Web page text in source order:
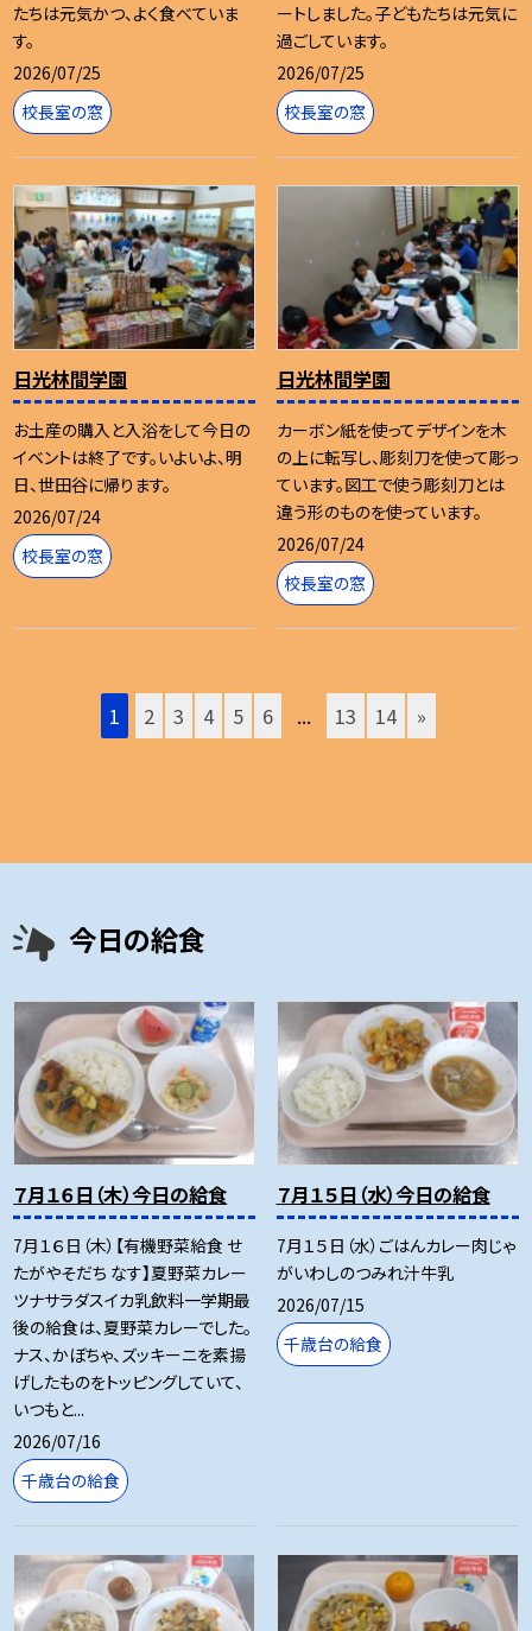
たちは元気かつ、よく食べていま
す。
2026/07/25
校長室の窓
ートしました。子どもたちは元気に
過ごしています。
2026/07/25
校長室の窓
日光林間学園
お土産の購入と入浴をして今日の
イベントは終了です。いよいよ、明
日、世田谷に帰ります。
2026/07/24
校長室の窓
日光林間学園
カーボン紙を使ってデザインを木
の上に転写し、彫刻刀を使って彫っ
ています。図工で使う彫刻刀とは
違う形のものを使っています。
2026/07/24
校長室の窓
1 2 3 4 5 6 ... 13 14 »
今日の給食
７月１６日（木）今日の給食
7月１６日（木）【有機野菜給食 せ
たがやそだち なす】夏野菜カレー
ツナサラダスイカ乳飲料一学期最
後の給食は、夏野菜カレーでした。
ナス、かぼちゃ、ズッキーニを素揚
げしたものをトッピングしていて、
いつもと...
2026/07/16
千歳台の給食
７月１５日（水）今日の給食
7月１５日（水）ごはんカレー肉じゃ
がいわしのつみれ汁牛乳
2026/07/15
千歳台の給食